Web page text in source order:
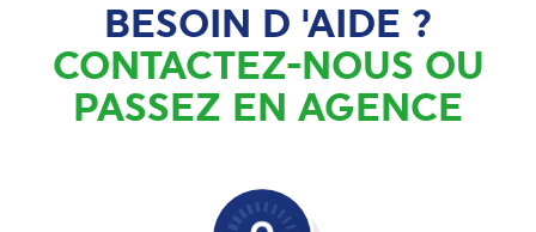
BESOIN D 'AIDE ?
CONTACTEZ-NOUS OU
PASSEZ EN AGENCE